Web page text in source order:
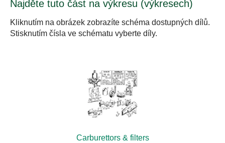
Najděte tuto část na výkresu (výkresech)
Kliknutím na obrázek zobrazíte schéma dostupných dílů.
Stisknutím čísla ve schématu vyberte díly.
Carburettors & filters